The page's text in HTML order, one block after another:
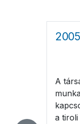
A
a tiroli